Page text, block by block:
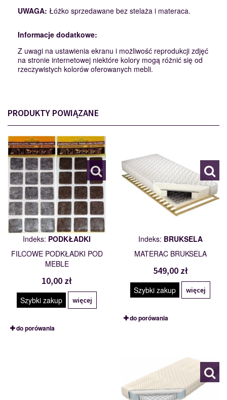
UWAGA: Łóżko sprzedawane bez stelaża i materaca.
Informacje dodatkowe:
Z uwagi na ustawienia ekranu i możliwość reprodukcji zdjęć
na stronie internetowej niektóre kolory mogą różnić się od
rzeczywistych kolorów oferowanych mebli.
PRODUKTY POWIĄZANE
PODKŁADKI
110562
Indeks: PODKŁADKI
FILCOWE PODKŁADKI POD
MEBLE
10,00 zł
Szybki zakup więcej
do porówania
Indeks: BRUKSELA
MATERAC BRUKSELA
549,00 zł
Szybki zakup więcej
do porówania